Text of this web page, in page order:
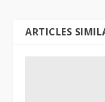
ARTICLES